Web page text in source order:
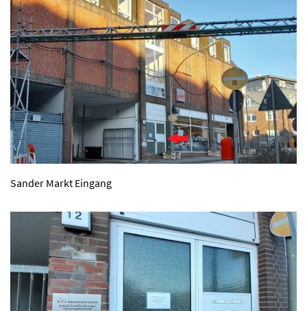
Sander Markt Eingang